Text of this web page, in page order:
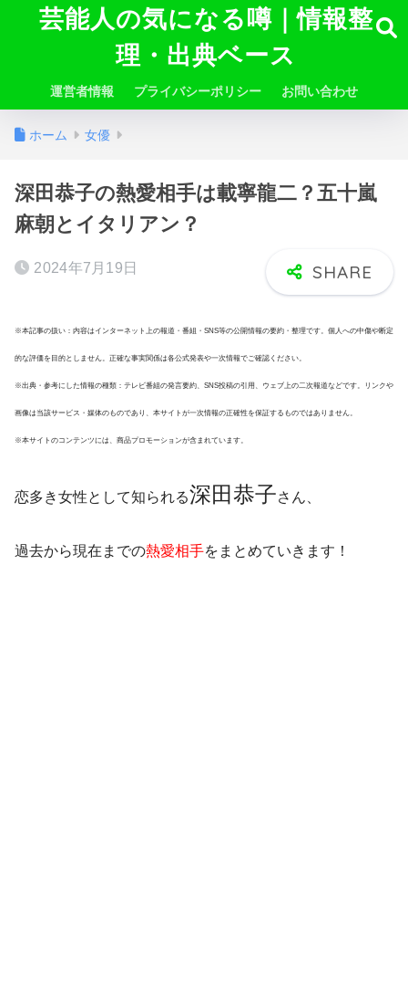
芸能人の気になる噂｜情報整
理・出典ベース
運営者情報 プライバシーポリシー お問い合わせ
ホーム 女優
深田恭子の熱愛相手は載寧龍二？五十嵐
麻朝とイタリアン？
2024年7月19日
※本記事の扱い：内容はインターネット上の報道・番組・SNS等の公開情報の要約・整理です。個人への中傷や断定
的な評価を目的としません。正確な事実関係は各公式発表や一次情報でご確認ください。
※出典・参考にした情報の種類：テレビ番組の発言要約、SNS投稿の引用、ウェブ上の二次報道などです。リンクや
画像は当該サービス・媒体のものであり、本サイトが一次情報の正確性を保証するものではありません。
※本サイトのコンテンツには、商品プロモーションが含まれています。
恋多き女性として知られる深田恭子さん、
過去から現在までの熱愛相手をまとめていきます！